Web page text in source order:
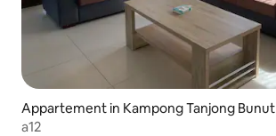
Appartement in Kampong Tanjong Bunut
a12